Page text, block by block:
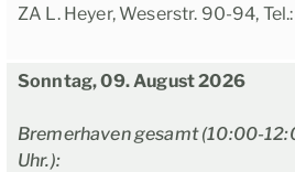
ZA L. Heyer, Weserstr. 90-94,
Sonntag, 09. August 2026
Bremerhaven gesamt (10:00-
Uhr.):